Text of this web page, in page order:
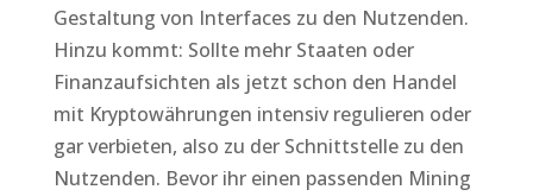
Gestaltung von Interfaces zu den Nutzenden.
Hinzu kommt: Sollte mehr Staaten oder
Finanzaufsichten als jetzt schon den Handel
mit Kryptowährungen intensiv regulieren oder
gar verbieten, also zu der Schnittstelle zu den
Nutzenden. Bevor ihr einen passenden Mining